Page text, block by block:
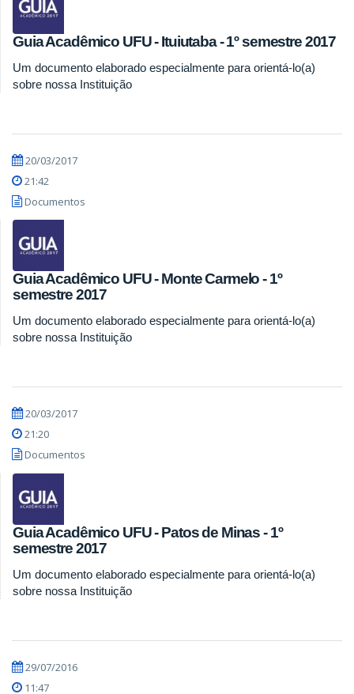
Guia Acadêmico UFU - Ituiutaba - 1º semestre 2017
Um documento elaborado especialmente para orientá-lo(a)
sobre nossa Instituição
20/03/2017
21:42
Documentos
Guia Acadêmico UFU - Monte Carmelo - 1º
semestre 2017
Um documento elaborado especialmente para orientá-lo(a)
sobre nossa Instituição
20/03/2017
21:20
Documentos
Guia Acadêmico UFU - Patos de Minas - 1º
semestre 2017
Um documento elaborado especialmente para orientá-lo(a)
sobre nossa Instituição
29/07/2016
11:47